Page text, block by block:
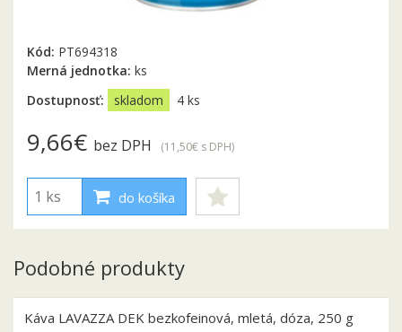
Kód: PT694318
Merná jednotka: ks
Dostupnosť:
skladom 4 ks
9,66€ bez DPH (11,50€ s DPH)
do košíka
Podobné produkty
Káva LAVAZZA DEK bezkofeinová, mletá, dóza, 250 g